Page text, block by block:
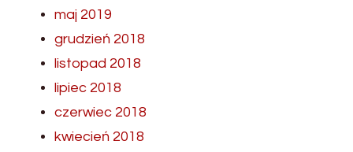
maj 2019
grudzień 2018
listopad 2018
lipiec 2018
czerwiec 2018
kwiecień 2018